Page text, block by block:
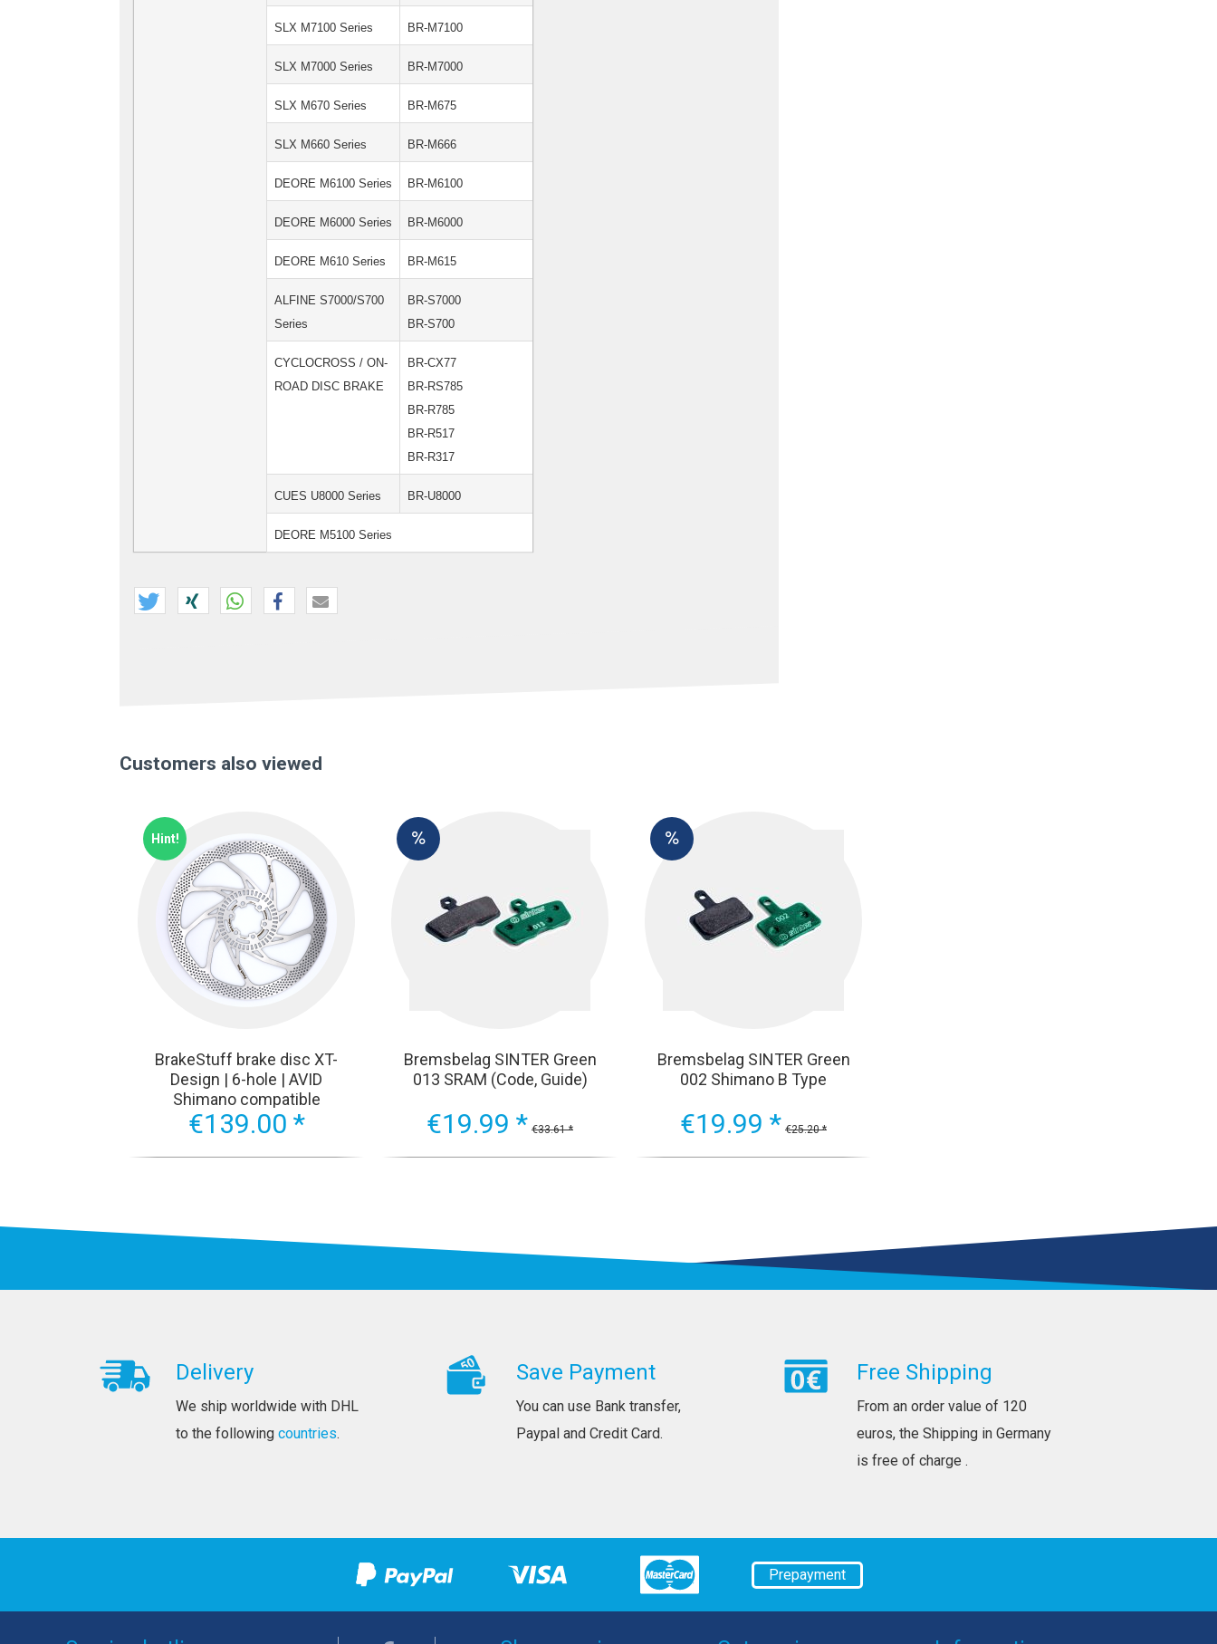
SLX M7100 Series BR-M7100
SLX M7000 Series BR-M7000
SLX M670 Series BR-M675
SLX M660 Series BR-M666
DEORE M6100 Series BR-M6100
DEORE M6000 Series BR-M6000
DEORE M610 Series BR-M615
ALFINE S7000/S700
Series
BR-S7000
BR-S700
CYCLOCROSS / ON-
ROAD DISC BRAKE
BR-CX77
BR-RS785
BR-R785
BR-R517
BR-R317
CUES U8000 Series BR-U8000
DEORE M5100 Series
Customers also viewed
Hint!
BrakeStuff brake disc XT-
Design | 6-hole | AVID
Shimano compatible
€139.00 *
Bremsbelag SINTER Green
013 SRAM (Code, Guide)
€19.99 * €33.61 *
Bremsbelag SINTER Green
002 Shimano B Type
€19.99 * €25.20 *
Delivery
We ship worldwide with DHL
to the following countries.
Save Payment
You can use Bank transfer,
Paypal and Credit Card.
Free Shipping
From an order value of 120
euros, the Shipping in Germany
is free of charge .
Prepayment